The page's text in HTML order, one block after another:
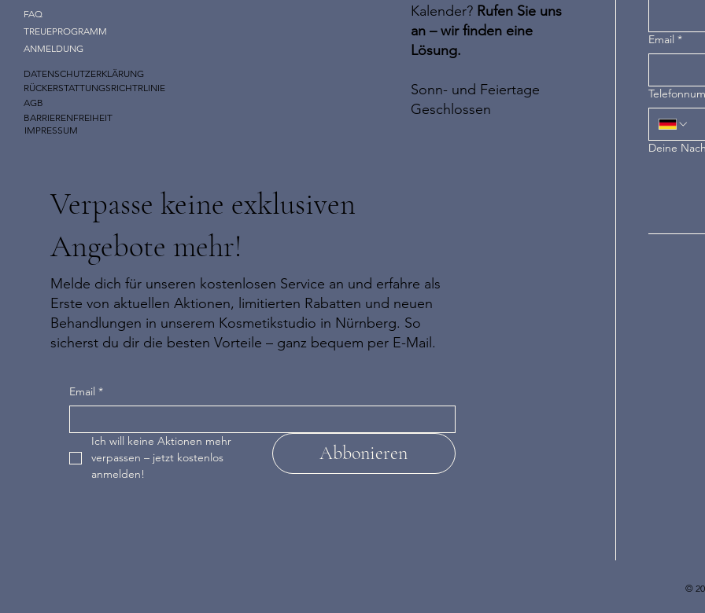
FAQ
TREUEPROGRAMM
ANMELDUNG
DATENSCHUTZERKLÄRUNG
RÜCKERSTATTUNGSRICHTRLINIE
AGB
BARRIERENFREIHEIT
IMPRESSUM
Kalender? Rufen Sie uns
an – wir finden eine
Lösung.
Sonn- und Feiertage
Geschlossen
Email *
Deine
Verpasse keine exklusiven
Angebote mehr!
Melde dich für unseren kostenlosen Service an und erfahre als
Erste von aktuellen Aktionen, limitierten Rabatten und neuen
Behandlungen in unserem Kosmetikstudio in Nürnberg. So
sicherst du dir die besten Vorteile – ganz bequem per E-Mail.
Email *
Ich will keine Aktionen mehr
verpassen – jetzt kostenlos
anmelden!
Abbonieren
©